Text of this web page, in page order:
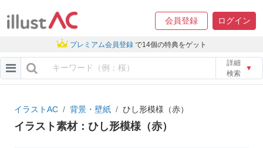
会員登録 ログイン
プレミアム会員登録 で14個の特典をゲット
詳細
検索
▼
イラストAC 背景・壁紙 ひし形模様（赤）
イラスト素材：ひし形模様（赤）